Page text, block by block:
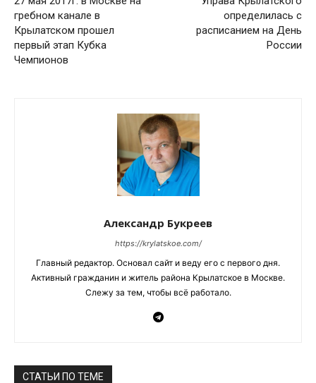
гребном канале в
Крылатском прошел
первый этап Кубка
Чемпионов
определилась с
расписанием на День
России
Александр Букреев
https://krylatskoe.com/
Главный редактор. Основал сайт и веду его с первого дня.
Активный гражданин и житель района Крылатское в Москве.
Слежу за тем, чтобы всё работало.
СТАТЬИ ПО ТЕМЕ